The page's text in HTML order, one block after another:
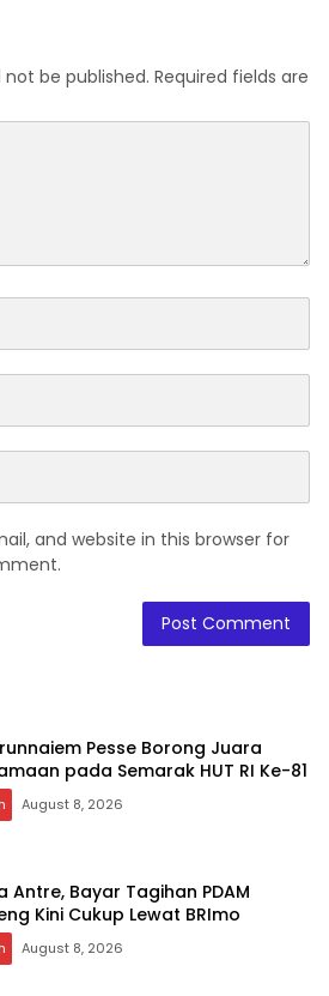
not be published. Required fields are
and website in this browser for
Pesse Borong Juara
pada Semarak HUT RI Ke-81
August 8, 2026
Antre, Bayar Tagihan PDAM
Kini Cukup Lewat BRImo
August 8, 2026